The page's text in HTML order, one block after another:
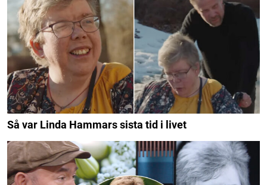
Så var Linda Hammars sista tid i livet